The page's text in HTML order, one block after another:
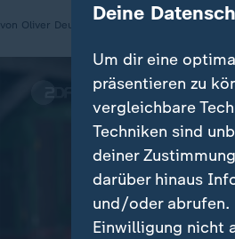
von Oliver Deuker Deine
Um dir eine
präsentieren zu
vergleichbare
Techniken sind
deiner
darüber hinaus
und/oder abrufen.
Einwilligung nicht